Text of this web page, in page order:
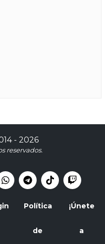
- 2026
reservados.
Política
de
¡Únete
a